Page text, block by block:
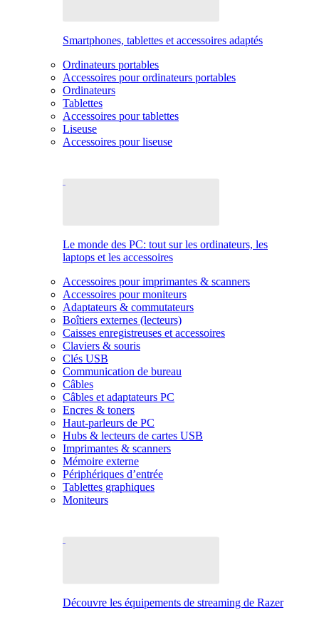
Smartphones, tablettes et accessoires adaptés
Ordinateurs portables
Accessoires pour ordinateurs portables
Ordinateurs
Tablettes
Accessoires pour tablettes
Liseuse
Accessoires pour liseuse
Le monde des PC: tout sur les ordinateurs, les
laptops et les accessoires
Accessoires pour imprimantes & scanners
Accessoires pour moniteurs
Adaptateurs & commutateurs
Boîtiers externes (lecteurs)
Caisses enregistreuses et accessoires
Claviers & souris
Clés USB
Communication de bureau
Câbles
Câbles et adaptateurs PC
Encres & toners
Haut-parleurs de PC
Hubs & lecteurs de cartes USB
Imprimantes & scanners
Mémoire externe
Périphériques d’entrée
Tablettes graphiques
Moniteurs
Découvre les équipements de streaming de Razer